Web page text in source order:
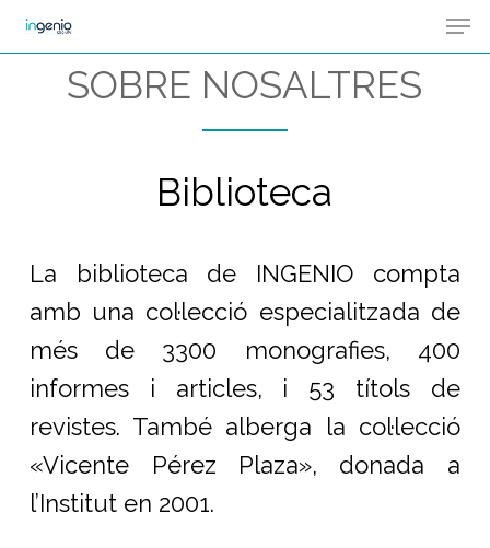
Skip
to
SOBRE NOSALTRES
Biblioteca
La biblioteca de INGENIO compta
amb una col·lecció especialitzada de
més de 3300 monografies, 400
informes i articles, i 53 títols de
revistes. També alberga la col·lecció
«Vicente Pérez Plaza», donada a
l’Institut en 2001.
Menu